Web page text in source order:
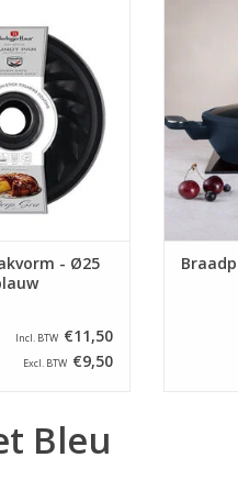
cm - Mat blauw
WINKELWAGEN
- Ø25
Incl. BTW €11,50
Excl. BTW €9,50
Bleu